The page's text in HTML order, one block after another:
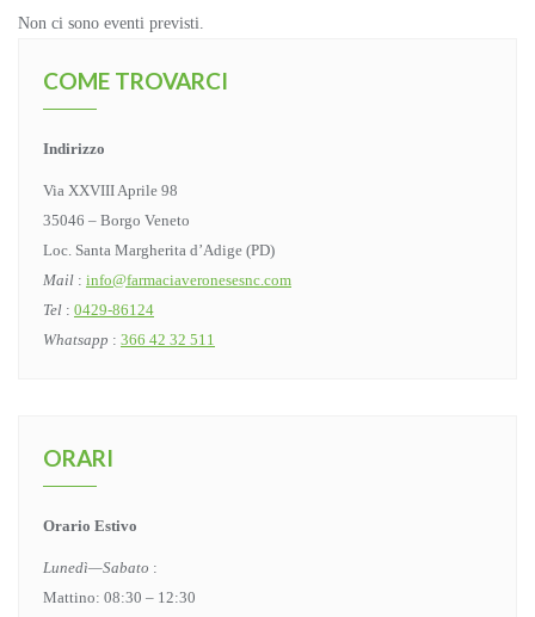
Non ci sono eventi previsti.
COME TROVARCI
Indirizzo
Via XXVIII Aprile 98
35046 – Borgo Veneto
Loc. Santa Margherita d’Adige (PD)
Mail : info@farmaciaveronesesnc.com
Tel : 0429-86124
Whatsapp : 366 42 32 511
ORARI
Orario Estivo
Lunedì—Sabato :
Mattino: 08:30 – 12:30